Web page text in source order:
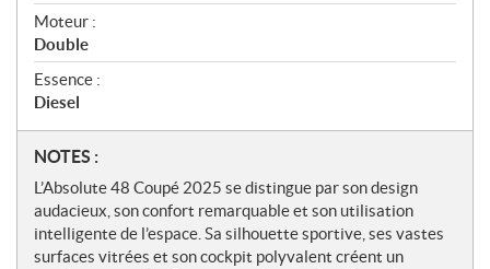
Moteur :
Double
Essence :
Diesel
N
o
t
e
s
NOTES :
L’Absolute 48 Coupé 2025 se distingue par son design
audacieux, son confort remarquable et son utilisation
intelligente de l’espace. Sa silhouette sportive, ses vastes
surfaces vitrées et son cockpit polyvalent créent un